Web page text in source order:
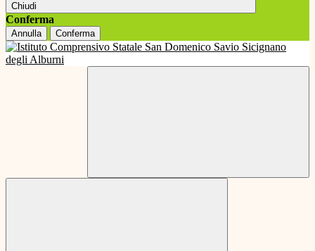
Chiudi
Conferma
Annulla Conferma